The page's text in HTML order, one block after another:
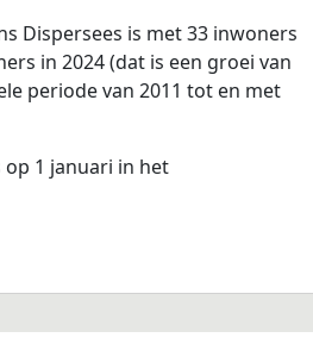
Dispersees is met 33 inwoners
in 2024 (dat is een groei van
periode van 2011 tot en met
1 januari in het